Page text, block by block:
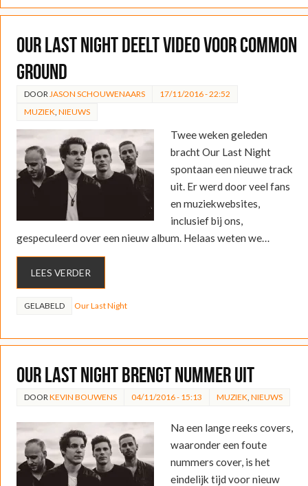
Our Last Night deelt video voor Common
Ground
DOOR JASON SCHOUWENAARS
17/11/2016 - 22:52
MUZIEK NIEUWS
Twee weken geleden
bracht Our Last Night
spontaan een nieuwe track
uit. Er werd door veel fans
en muziekwebsites,
inclusief bij ons,
gespeculeerd over een nieuw album. Helaas weten we…
LEES VERDER
GELABELD Our Last Night
Our Last Night brengt nummer uit
DOOR KEVIN BOUWENS 04/11/2016 - 15:13 MUZIEK NIEUWS
Na een lange reeks covers,
waaronder een foute
nummers cover, is het
eindelijk tijd voor nieuw